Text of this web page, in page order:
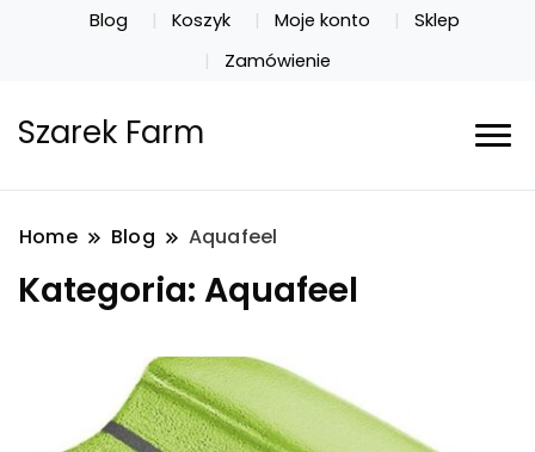
Blog Koszyk Moje konto
Sklep
Zamówienie
Szarek Farm
Home Blog Aquafeel
Kategoria: Aquafeel